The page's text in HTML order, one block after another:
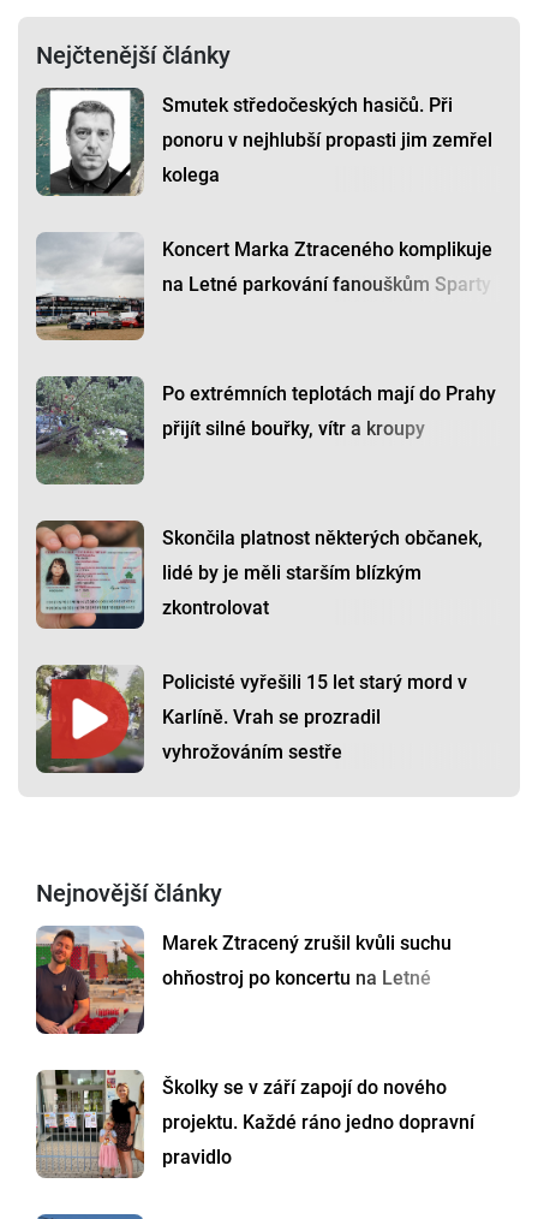
Nejčtenější články
Smutek středočeských hasičů. Při
ponoru v nejhlubší propasti jim zemřel
kolega
Koncert Marka Ztraceného komplikuje
na Letné parkování fanouškům Sparty
Po extrémních teplotách mají do Prahy
přijít silné bouřky, vítr a kroupy
Skončila platnost některých občanek,
lidé by je měli starším blízkým
zkontrolovat
Policisté vyřešili 15 let starý mord v
Karlíně. Vrah se prozradil
vyhrožováním sestře
Nejnovější články
Marek Ztracený zrušil kvůli suchu
ohňostroj po koncertu na Letné
Školky se v září zapojí do nového
projektu. Každé ráno jedno dopravní
pravidlo